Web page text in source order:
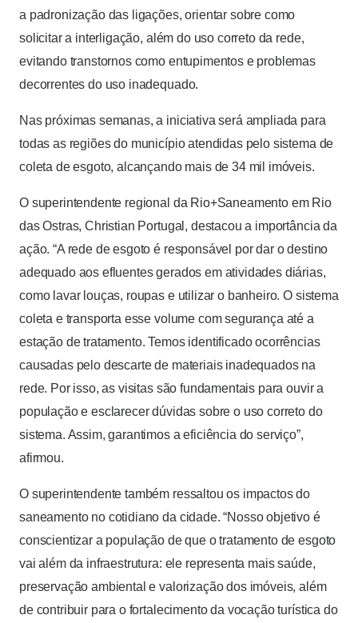
a padronização das ligações, orientar sobre como
solicitar a interligação, além do uso correto da rede,
evitando transtornos como entupimentos e problemas
decorrentes do uso inadequado.
Nas próximas semanas, a iniciativa será ampliada para
todas as regiões do município atendidas pelo sistema de
coleta de esgoto, alcançando mais de 34 mil imóveis.
O superintendente regional da Rio+Saneamento em Rio
das Ostras, Christian Portugal, destacou a importância da
ação. “A rede de esgoto é responsável por dar o destino
adequado aos efluentes gerados em atividades diárias,
como lavar louças, roupas e utilizar o banheiro. O sistema
coleta e transporta esse volume com segurança até a
estação de tratamento. Temos identificado ocorrências
causadas pelo descarte de materiais inadequados na
rede. Por isso, as visitas são fundamentais para ouvir a
população e esclarecer dúvidas sobre o uso correto do
sistema. Assim, garantimos a eficiência do serviço”,
afirmou.
O superintendente também ressaltou os impactos do
saneamento no cotidiano da cidade. “Nosso objetivo é
conscientizar a população de que o tratamento de esgoto
vai além da infraestrutura: ele representa mais saúde,
preservação ambiental e valorização dos imóveis, além
de contribuir para o fortalecimento da vocação turística do